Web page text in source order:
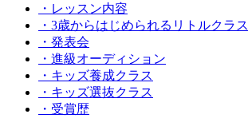
・レッスン内容
・3歳からはじめられるリトルクラス
・発表会
・進級オーディション
・キッズ養成クラス
・キッズ選抜クラス
・受賞歴